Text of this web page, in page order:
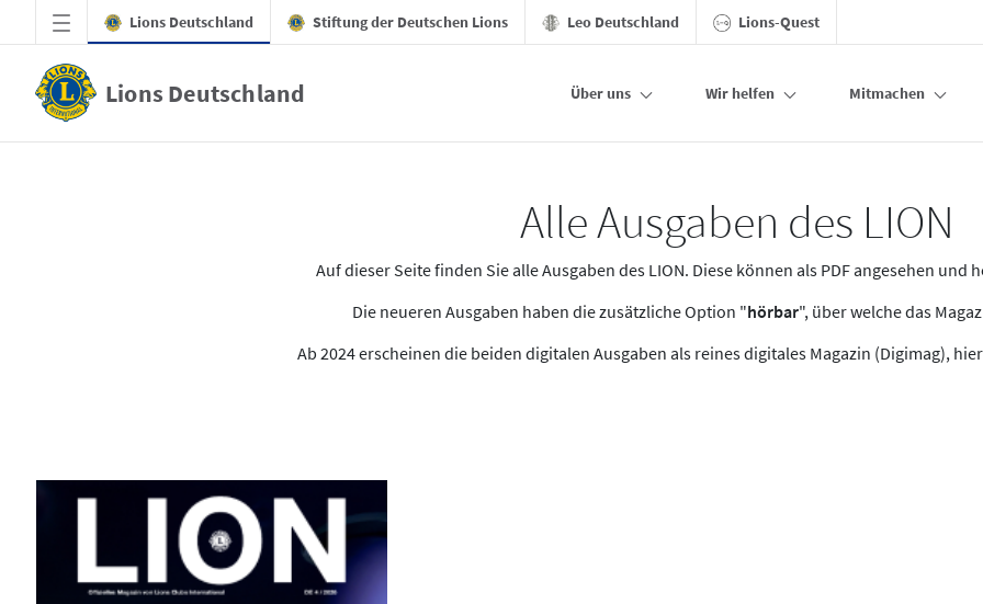
Zum Hauptinhalt springen
Lions Deutschland Stiftung der Deutschen Lions Leo Deutschland Lions-Quest
Lions Deutschland Über uns Wir helfen Mitmachen
Alle Ausgaben des LION
Auf dieser Seite finden Sie alle Ausgaben des LION. Diese können als PDF angesehen und
Die neueren Ausgaben haben die zusätzliche Option "hörbar", über welche das
Ab 2024 erscheinen die beiden digitalen Ausgaben als reines digitales Magazin (Digimag),